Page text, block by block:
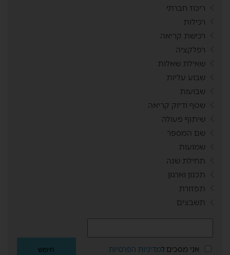
ריכוז חברתי
רכילות
רכישת קריאה
רפלקציה
שאילת שאלות
שבוע עליות
שבועות
שטף ודיוק קריאה
שיתוף פעולה
שם המספר
שמועות
תחילת שנה
תכנון וארגון
תפזורת
תשבצים
אני מסכים למדיניות הפרטיות